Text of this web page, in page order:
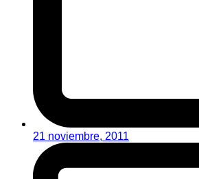
21 noviembre, 2011